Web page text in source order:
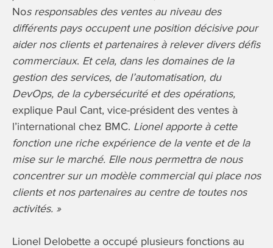
Nos responsables des ventes au niveau des
différents pays occupent une position décisive pour
aider nos clients et partenaires à relever divers défis
commerciaux. Et cela, dans les domaines de la
gestion des services, de l’automatisation, du
DevOps, de la cybersécurité et des opérations,
explique Paul Cant, vice-président des ventes à
l’international chez BMC. Lionel apporte à cette
fonction une riche expérience de la vente et de la
mise sur le marché. Elle nous permettra de nous
concentrer sur un modèle commercial qui place nos
clients et nos partenaires au centre de toutes nos
activités. »
Lionel Delobette a occupé plusieurs fonctions au